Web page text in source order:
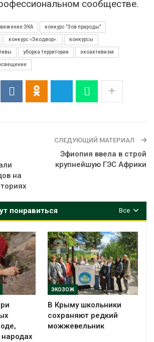
сообществе.
ЭКА конкурс "Зов природы"
конкурс «Экодвор». конкурсы
уборка территории экоактивизм
на
СЛЕДУЮЩИЙ МАТЕРИАЛ
Эфиопия ввела в строй
крупнейшую ГЭС Африки
Все
понравиться
ЭКОЗОЖ
В Крыму школьники
сохраняют редкий
можжевельник